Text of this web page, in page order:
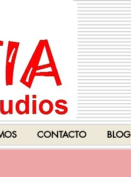
CONTACTO BLOG